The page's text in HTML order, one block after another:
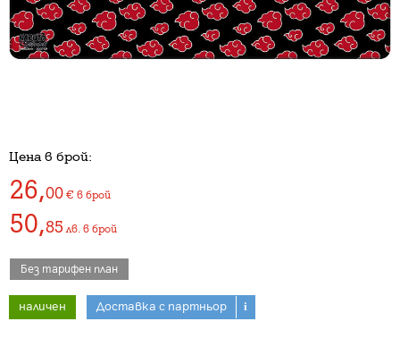
Цена в брой:
26,00 € в брой
50,85 лв. в брой
Без тарифен план
наличен Доставка с партньор i